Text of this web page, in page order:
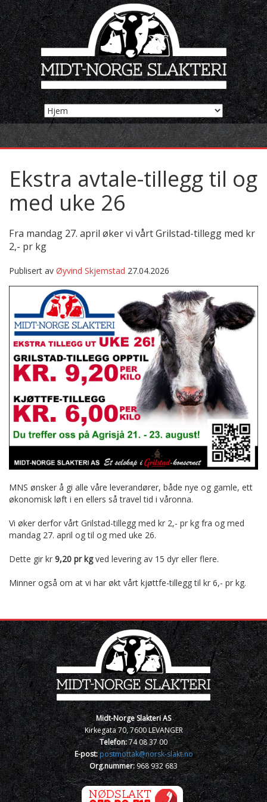
Ekstra avtale-tillegg til og
med uke 26
Fra mandag 27. april øker vi vårt Grilstad-tillegg med kr
2,- pr kg
Publisert av Øyvind Skjemstad 27.04.2026
MNS ønsker å gi alle våre leverandører, både nye og gamle, ett
økonomisk løft i en ellers så travel tid i våronna.
Vi øker derfor vårt Grilstad-tillegg med kr 2,- pr kg fra og med
mandag 27. april og til og med uke 26.
Dette gir kr 9,20 pr kgved levering av 15 dyr eller flere.
Minner også om at vi har økt vårt kjøttfe-tillegg til kr 6,- pr kg.
Midt-Norge Slakteri AS
Kirkegata 70, 7600 LEVANGER
Telefon:74 08 37 00
E-post:postmottak@norsk-slakt.no
Org.nummer:968 932 683